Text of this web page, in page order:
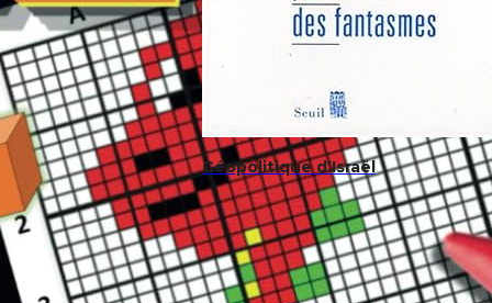
Géopolitique d’Israël